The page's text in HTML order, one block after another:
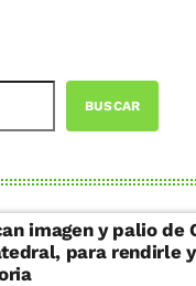
BUSCAR
imagen y palio de
para rendirle